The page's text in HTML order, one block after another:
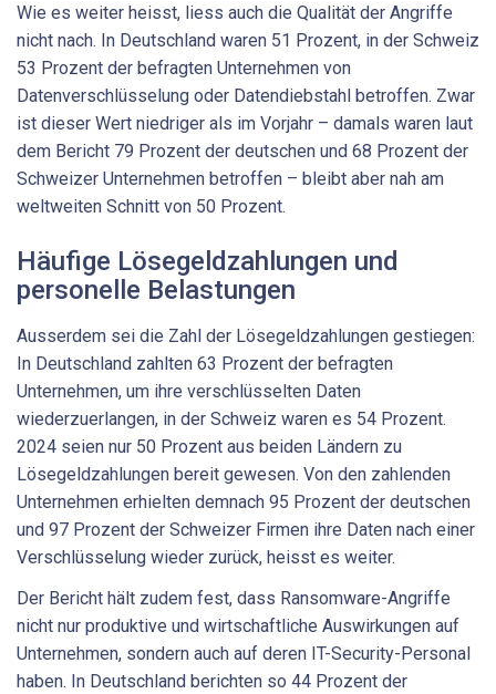
Wie es weiter heisst, liess auch die Qualität der Angriffe
nicht nach. In Deutschland waren 51 Prozent, in der Schweiz
53 Prozent der befragten Unternehmen von
Datenverschlüsselung oder Datendiebstahl betroffen. Zwar
ist dieser Wert niedriger als im Vorjahr – damals waren laut
dem Bericht 79 Prozent der deutschen und 68 Prozent der
Schweizer Unternehmen betroffen – bleibt aber nah am
weltweiten Schnitt von 50 Prozent.
Häufige Lösegeldzahlungen und
personelle Belastungen
Ausserdem sei die Zahl der Lösegeldzahlungen gestiegen:
In Deutschland zahlten 63 Prozent der befragten
Unternehmen, um ihre verschlüsselten Daten
wiederzuerlangen, in der Schweiz waren es 54 Prozent.
2024 seien nur 50 Prozent aus beiden Ländern zu
Lösegeldzahlungen bereit gewesen. Von den zahlenden
Unternehmen erhielten demnach 95 Prozent der deutschen
und 97 Prozent der Schweizer Firmen ihre Daten nach einer
Verschlüsselung wieder zurück, heisst es weiter.
Der Bericht hält zudem fest, dass Ransomware-Angriffe
nicht nur produktive und wirtschaftliche Auswirkungen auf
Unternehmen, sondern auch auf deren IT-Security-Personal
haben. In Deutschland berichten so 44 Prozent der